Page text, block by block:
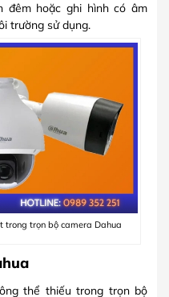
đêm hoặc ghi hình có âm
trường sử dụng.
trong trọn bộ camera Dahua
thể thiếu trong trọn bộ